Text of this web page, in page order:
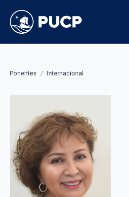
Ponentes / Internacional